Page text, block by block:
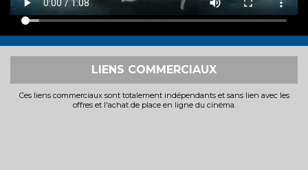
LIENS COMMERCIAUX
Ces liens commerciaux sont totalement indépendants et sans lien avec les
offres et l'achat de place en ligne du cinéma.